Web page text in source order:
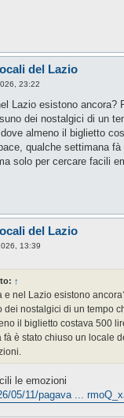
del Lazio
23:22
Lazio esistono
dei nostalgici di un
almeno il biglietto
qualche settimana
solo per cercare facili
del Lazio
13:39
↑
e nel Lazio esistono
dei nostalgici di un tempo
il biglietto costava 500
fà è stato chiuso un locale
le emozioni
05/11/pagava ...